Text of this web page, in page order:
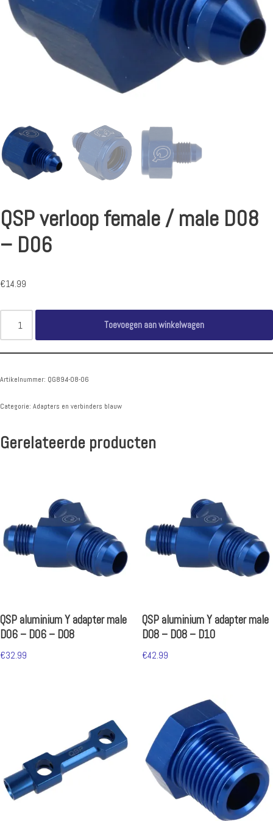
QSP verloop female / male D08
– D06
€14.99
Toevoegen aan winkelwagen
Artikelnummer: QG894-08-06
Categorie: Adapters en verbinders blauw
Gerelateerde producten
QSP aluminium Y adapter male
D06 – D06 – D08
€32.99
QSP aluminium Y adapter male
D08 – D08 – D10
€42.99